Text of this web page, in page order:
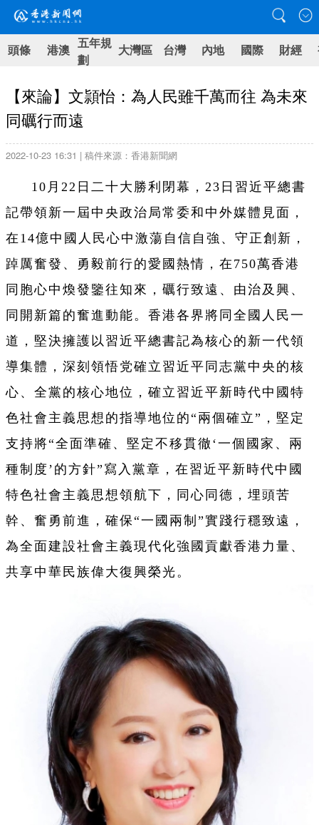
頭條 港澳 五年規
劃
大灣區 台灣 內地 國際 財經
【來論】文頴怡：為人民雖千萬而往 為未來
同礪行而遠
2022-10-23 16:31 | 稿件來源：香港新聞網
10月22日二十大勝利閉幕，23日習近平總書
記帶領新一屆中央政治局常委和中外媒體見面，
在14億中國人民心中激蕩自信自強、守正創新，
踔厲奮發、勇毅前行的愛國熱情，在750萬香港
同胞心中煥發鑒往知來，礪行致遠、由治及興、
同開新篇的奮進動能。香港各界將同全國人民一
道，堅決擁護以習近平總書記為核心的新一代領
導集體，深刻領悟党確立習近平同志黨中央的核
心、全黨的核心地位，確立習近平新時代中國特
色社會主義思想的指導地位的“兩個確立”，堅定
支持將“全面準確、堅定不移貫徹‘一個國家、兩
種制度’的方針”寫入黨章，在習近平新時代中國
特色社會主義思想領航下，同心同德，埋頭苦
幹、奮勇前進，確保“一國兩制”實踐行穩致遠，
為全面建設社會主義現代化強國貢獻香港力量、
共享中華民族偉大復興榮光。